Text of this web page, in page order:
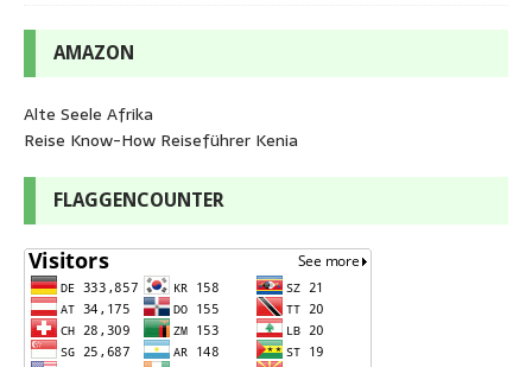
AMAZON
Alte Seele Afrika
Reise Know-How Reiseführer Kenia
FLAGGENCOUNTER